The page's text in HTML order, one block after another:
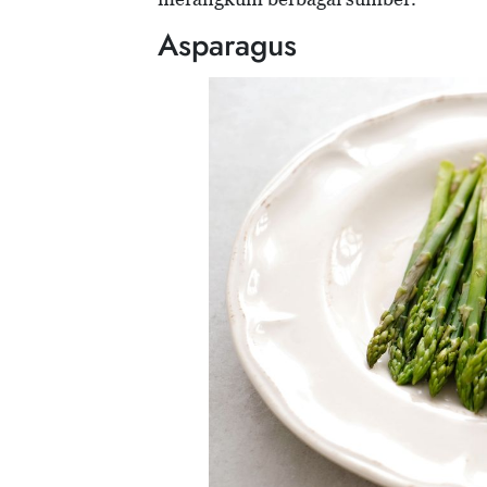
Asparagus